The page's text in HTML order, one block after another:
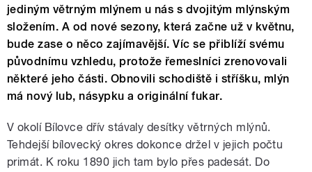
jediným větrným mlýnem u nás s dvojitým mlýnským
složením. A od nové sezony, která začne už v květnu,
bude zase o něco zajímavější. Víc se přiblíží svému
původnímu vzhledu, protože řemeslníci zrenovovali
některé jeho části. Obnovili schodiště i stříšku, mlýn
má nový lub, násypku a originální fukar.
V okolí Bílovce dřív stávaly desítky větrných mlýnů.
Tehdejší bílovecký okres dokonce držel v jejich počtu
primát. K roku 1890 jich tam bylo přes padesát. Do